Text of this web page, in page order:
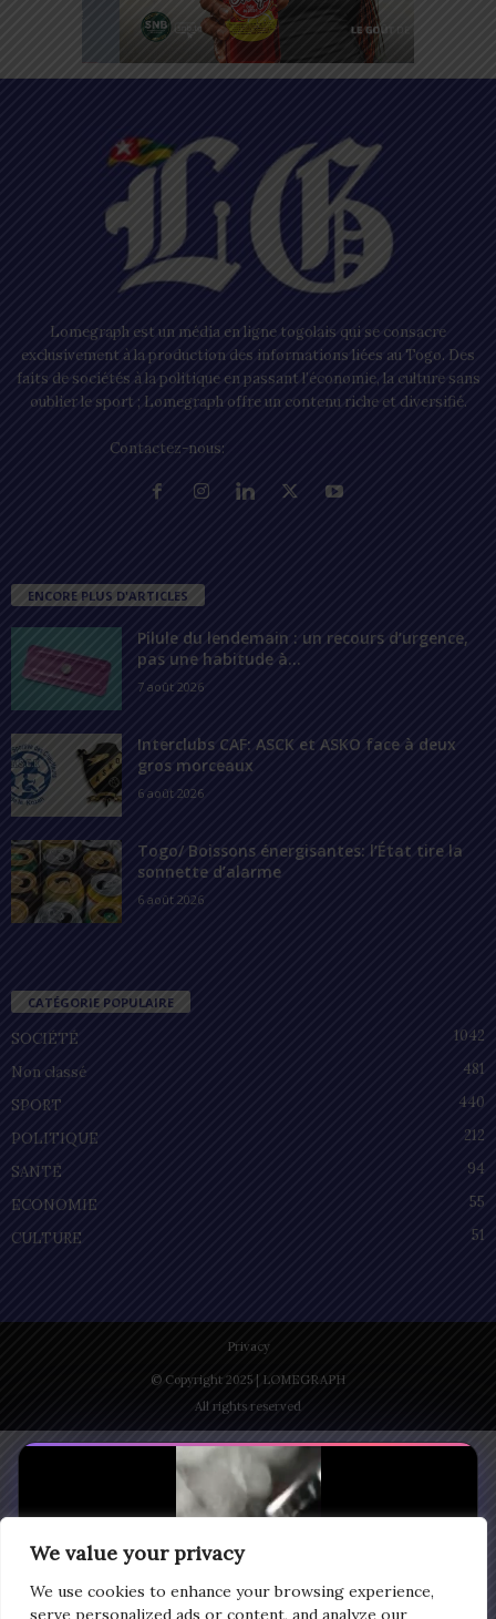
We value your privacy
We use cookies to enhance your browsing experience,
serve personalized ads or content, and analyze our
Lomegraph est un média en ligne togolais qui se consacre
exclusivement à la production des informations liées au Togo. Des
faits de sociétés à la politique en passant l’économie, la culture sans
oublier le sport ; Lomegraph offre un contenu riche et diversifié.
Contactez-nous:
ENCORE PLUS D'ARTICLES
Pilule du lendemain : un recours d’urgence,
pas une habitude à...
7 août 2026
Interclubs CAF: ASCK et ASKO face à deux
gros morceaux
6 août 2026
Togo/ Boissons énergisantes: l’État tire la
sonnette d’alarme
6 août 2026
CATÉGORIE POPULAIRE
SOCIÉTÉ
1042
Non classé
481
SPORT
440
POLITIQUE
212
SANTÉ
94
ECONOMIE
55
CULTURE
51
Privacy
© Copyright 2025 | LOMEGRAPH
All rights reserved